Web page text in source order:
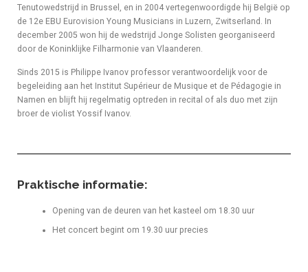
Tenutowedstrijd in Brussel, en in 2004 vertegenwoordigde hij België op
de 12e EBU Eurovision Young Musicians in Luzern, Zwitserland. In
december 2005 won hij de wedstrijd Jonge Solisten georganiseerd
door de Koninklijke Filharmonie van Vlaanderen.
Sinds 2015 is Philippe Ivanov professor verantwoordelijk voor de
begeleiding aan het Institut Supérieur de Musique et de Pédagogie in
Namen en blijft hij regelmatig optreden in recital of als duo met zijn
broer de violist Yossif Ivanov.
Praktische informatie:
Opening van de deuren van het kasteel om 18.30 uur
Het concert begint om 19.30 uur precies